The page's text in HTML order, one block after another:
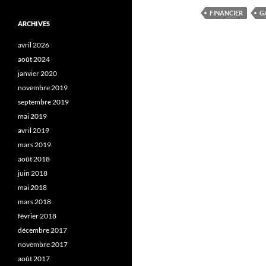
FINANCIER
ARCHIVES
avril 2026
août 2024
janvier 2020
novembre 2019
septembre 2019
mai 2019
avril 2019
mars 2019
août 2018
juin 2018
mai 2018
mars 2018
février 2018
décembre 2017
novembre 2017
août 2017